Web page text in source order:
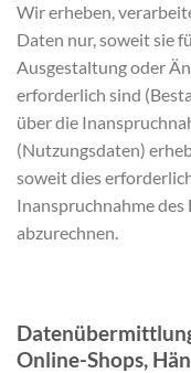
Wir erheben,
Daten nur, soweit sie
Ausgestaltung oder
erforderlich sind
über die
(Nutzungsdaten)
soweit dies
Inanspruchnahme
abzurechnen.
Online-Shops,